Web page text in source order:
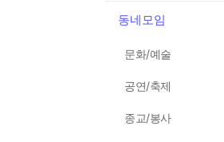
동네모임
문화/예술
공연/축제
종교/봉사